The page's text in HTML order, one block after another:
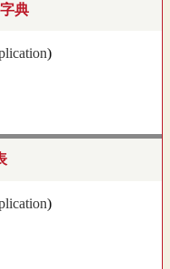
典
)
)